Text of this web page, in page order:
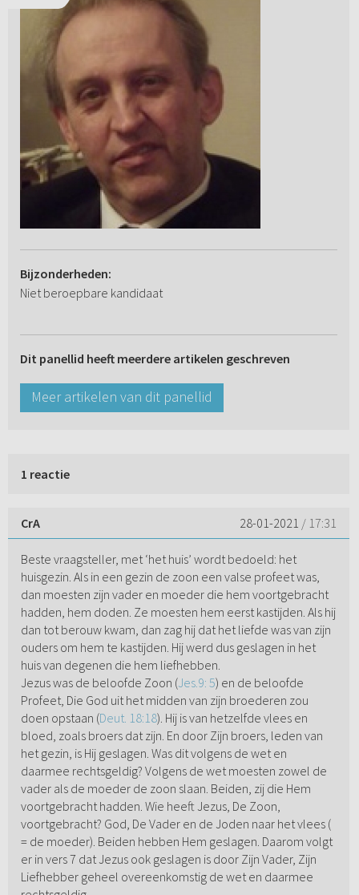
Bijzonderheden:
Niet beroepbare kandidaat
Dit panellid heeft meerdere artikelen geschreven
Meer artikelen van dit panellid
1 reactie
CrA 28-01-2021 / 17:31
Beste vraagsteller, met ‘het huis’ wordt bedoeld: het
huisgezin. Als in een gezin de zoon een valse profeet was,
dan moesten zijn vader en moeder die hem voortgebracht
hadden, hem doden. Ze moesten hem eerst kastijden. Als hij
dan tot berouw kwam, dan zag hij dat het liefde was van zijn
ouders om hem te kastijden. Hij werd dus geslagen in het
huis van degenen die hem liefhebben.
Jezus was de beloofde Zoon (Jes.9: 5) en de beloofde
Profeet, Die God uit het midden van zijn broederen zou
doen opstaan (Deut. 18:18). Hij is van hetzelfde vlees en
bloed, zoals broers dat zijn. En door Zijn broers, leden van
het gezin, is Hij geslagen. Was dit volgens de wet en
daarmee rechtsgeldig? Volgens de wet moesten zowel de
vader als de moeder de zoon slaan. Beiden, zij die Hem
voortgebracht hadden. Wie heeft Jezus, De Zoon,
voortgebracht? God, De Vader en de Joden naar het vlees (
= de moeder). Beiden hebben Hem geslagen. Daarom volgt
er in vers 7 dat Jezus ook geslagen is door Zijn Vader, Zijn
Liefhebber geheel overeenkomstig de wet en daarmee